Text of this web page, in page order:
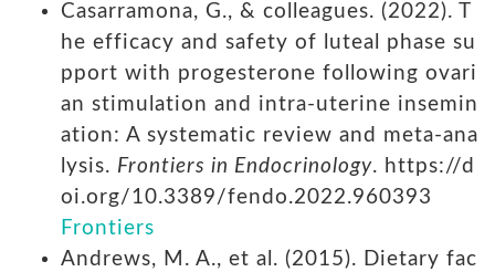
Casarramona, G., & colleagues. (2022). T
he efficacy and safety of luteal phase su
pport with progesterone following ovari
an stimulation and intra-uterine insemin
ation: A systematic review and meta-ana
lysis. Frontiers in Endocrinology. https://d
oi.org/10.3389/fendo.2022.960393
Frontiers
Andrews, M. A., et al. (2015). Dietary fac